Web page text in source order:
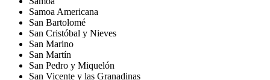
Samoa Americana
San Bartolomé
San Cristóbal y Nieves
San Marino
San Martín
San Pedro y Miquelón
San Vicente y las Granadinas